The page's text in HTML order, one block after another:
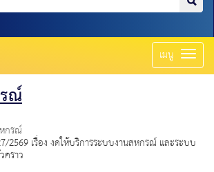
เมนู Toggle
ณ์
กรณ์
เรื่อง งดให้บริการระบบงานสหกรณ์ และระบบ
ราว